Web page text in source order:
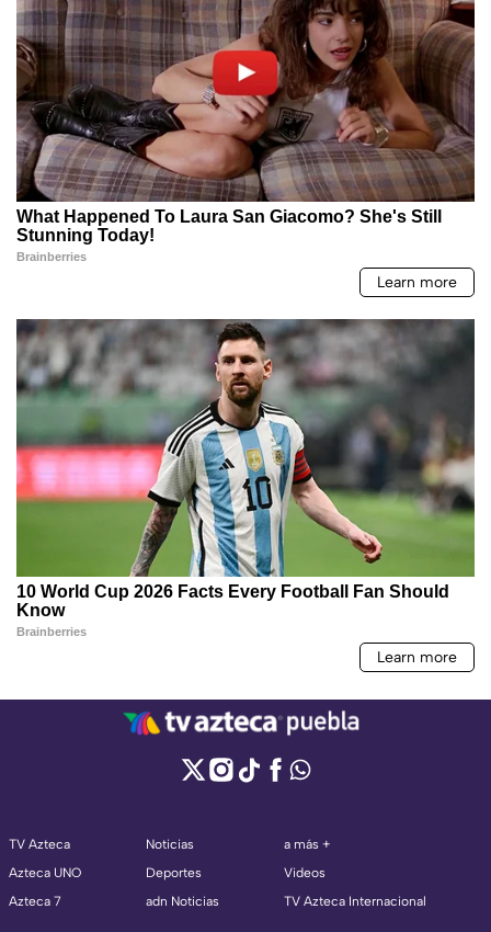
TV Azteca
Azteca UNO
Azteca 7
Noticias
Deportes
adn Noticias
a más +
Videos
TV Azteca Internacional